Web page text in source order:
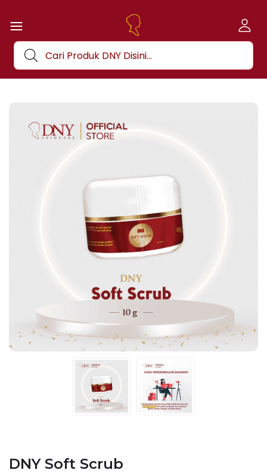
DNY Soft Scrub